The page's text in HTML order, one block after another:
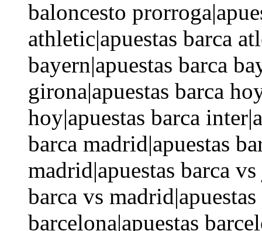
baloncesto
athletic|apuestas barca
bayern|apuestas barca
girona|apuestas barca
hoy|apuestas barca
barca madrid|apuestas
madrid|apuestas barca
barca vs
barcelona|apuestas